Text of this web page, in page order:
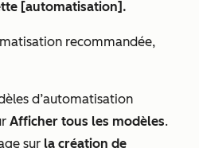
[automatisation].
recommandée,
d’automatisation
Afficher tous les modèles.
sur la création de